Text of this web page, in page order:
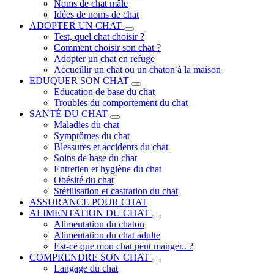
Noms de chat mâle
Idées de noms de chat
ADOPTER UN CHAT
Test, quel chat choisir ?
Comment choisir son chat ?
Adopter un chat en refuge
Accueillir un chat ou un chaton à la maison
EDUQUER SON CHAT
Education de base du chat
Troubles du comportement du chat
SANTÉ DU CHAT
Maladies du chat
Symptômes du chat
Blessures et accidents du chat
Soins de base du chat
Entretien et hygiène du chat
Obésité du chat
Stérilisation et castration du chat
ASSURANCE POUR CHAT
ALIMENTATION DU CHAT
Alimentation du chaton
Alimentation du chat adulte
Est-ce que mon chat peut manger.. ?
COMPRENDRE SON CHAT
Langage du chat